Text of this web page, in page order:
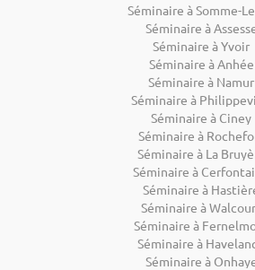
Séminaire à Somme-
Séminaire à
Séminaire à Yvoir
Séminaire à Anhée
Séminaire à Namur
Séminaire à
Séminaire à Ciney
Séminaire à
Séminaire à La
Séminaire à
Séminaire à
Séminaire à
Séminaire à
Séminaire à
Séminaire à